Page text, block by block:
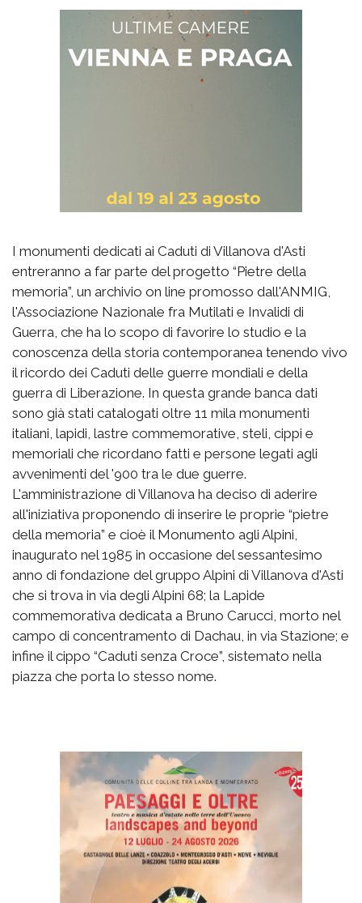
I monumenti dedicati ai Caduti di Villanova d'Asti
entreranno a far parte del progetto “Pietre della
memoria”, un archivio on line promosso dall'ANMIG,
l'Associazione Nazionale fra Mutilati e Invalidi di
Guerra, che ha lo scopo di favorire lo studio e la
conoscenza della storia contemporanea tenendo vivo
il ricordo dei Caduti delle guerre mondiali e della
guerra di Liberazione. In questa grande banca dati
sono già stati catalogati oltre 11 mila monumenti
italiani, lapidi, lastre commemorative, steli, cippi e
memoriali che ricordano fatti e persone legati agli
avvenimenti del '900 tra le due guerre.
L'amministrazione di Villanova ha deciso di aderire
all'iniziativa proponendo di inserire le proprie “pietre
della memoria” e cioè il Monumento agli Alpini,
inaugurato nel 1985 in occasione del sessantesimo
anno di fondazione del gruppo Alpini di Villanova d'Asti
che si trova in via degli Alpini 68; la Lapide
commemorativa dedicata a Bruno Carucci, morto nel
campo di concentramento di Dachau, in via Stazione; e
infine il cippo “Caduti senza Croce”, sistemato nella
piazza che porta lo stesso nome.